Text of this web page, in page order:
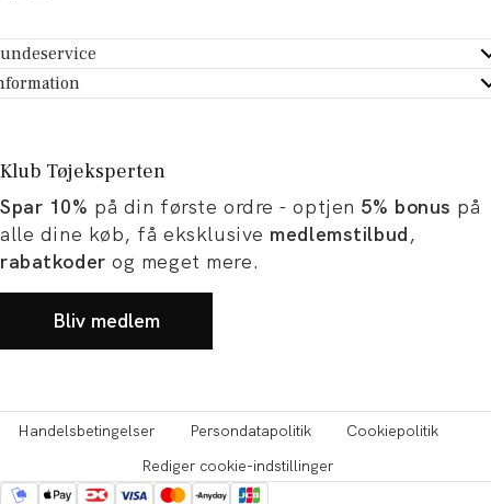
- Hjælpecenter
dit køb
Tøjeksperten
og artikler
og karriere
Klub Tøjeksperten
Spar 10% på din første ordre - optjen 5% bonus på
alle dine køb, få eksklusive medlemstilbud,
rabatkoder og meget mere.
Bliv medlem
Handelsbetingelser Persondatapolitik
Cookiepolitik
Rediger cookie-indstillinger